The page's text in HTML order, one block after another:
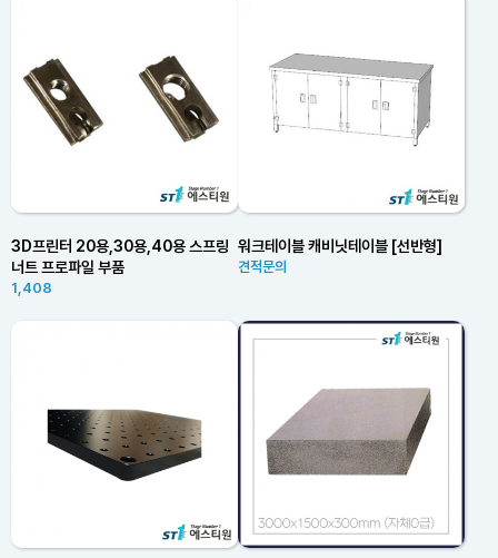
3D프린터 20용,30용,40용 스프링
너트 프로파일 부품
1,408
워크테이블 캐비닛테이블 [선반형]
견적문의